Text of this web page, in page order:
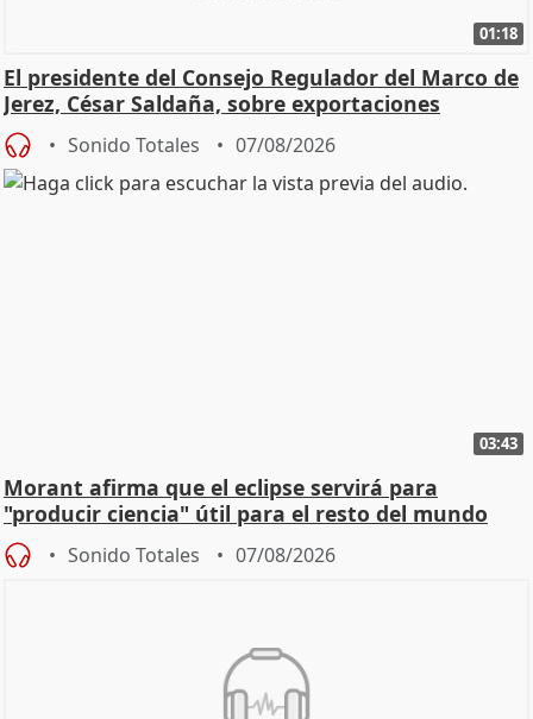
01:18
El presidente del Consejo Regulador del Marco de
Jerez, César Saldaña, sobre exportaciones
Sonido Totales 07/08/2026
03:43
Morant afirma que el eclipse servirá para
"producir ciencia" útil para el resto del mundo
Sonido Totales 07/08/2026